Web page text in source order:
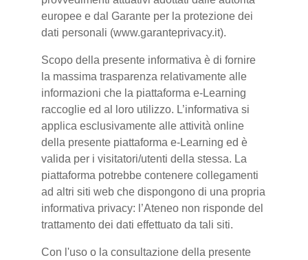
europee e dal Garante per la protezione dei
dati personali (www.garanteprivacy.it).
Scopo della presente informativa è di fornire
la massima trasparenza relativamente alle
informazioni che la piattaforma e-Learning
raccoglie ed al loro utilizzo. L’informativa si
applica esclusivamente alle attività online
della presente piattaforma e-Learning ed è
valida per i visitatori/utenti della stessa. La
piattaforma potrebbe contenere collegamenti
ad altri siti web che dispongono di una propria
informativa privacy: l’Ateneo non risponde del
trattamento dei dati effettuato da tali siti.
Con l'uso o la consultazione della presente